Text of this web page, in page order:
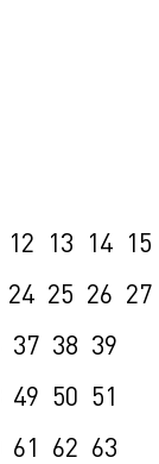
12 13 14 15
24 25 26 27
37 38 39
49 50 51
61 62 63